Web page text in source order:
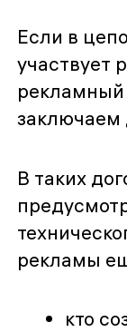
Если в
участвует
рекламный
заключаем
В таких
рекламы
кто